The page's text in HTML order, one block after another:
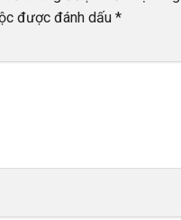
được đánh dấu *